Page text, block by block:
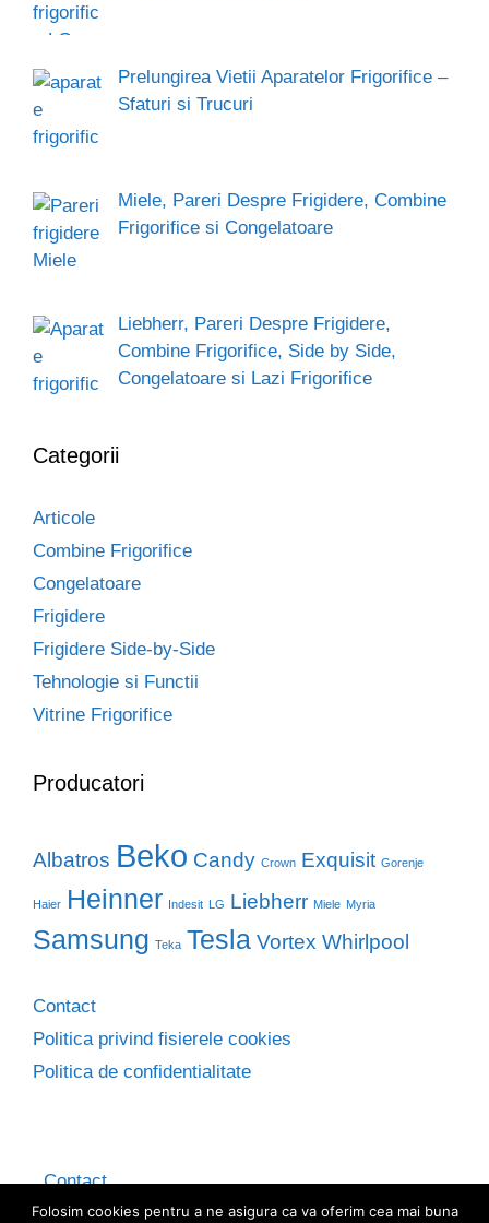
Prelungirea Vietii Aparatelor Frigorifice –
Sfaturi si Trucuri
Miele, Pareri Despre Frigidere, Combine
Frigorifice si Congelatoare
Liebherr, Pareri Despre Frigidere,
Combine Frigorifice, Side by Side,
Congelatoare si Lazi Frigorifice
Categorii
Articole
Combine Frigorifice
Congelatoare
Frigidere
Frigidere Side-by-Side
Tehnologie si Functii
Vitrine Frigorifice
Producatori
Albatros Beko Candy Crown Exquisit Gorenje
Haier Heinner Indesit LG Liebherr Miele Myria
Samsung Teka Tesla Vortex Whirlpool
Contact
Politica privind fisierele cookies
Politica de confidentialitate
Contact
Politica privind fisierele cookies
Folosim cookies pentru a ne asigura ca va oferim cea mai buna